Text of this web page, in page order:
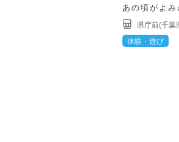
あの頃がよみ
県庁前(千葉
体験・遊び